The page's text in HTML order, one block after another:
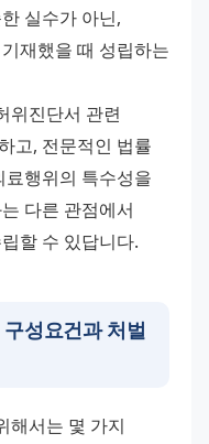
실수가 아닌,
재했을 때 성립하는
위진단서 관련
고, 전문적인 법률
행위의 특수성을
다른 관점에서
할 수 있답니다.
성요건과 처벌
해서는 몇 가지